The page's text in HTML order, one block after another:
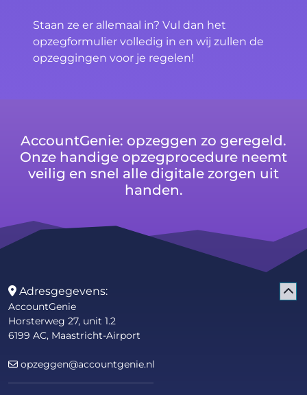
Staan ze er allemaal in? Vul dan het
opzegformulier volledig in en wij zullen de
opzeggingen voor je regelen!
AccountGenie: opzeggen zo geregeld.
Onze handige opzegprocedure neemt
veilig en snel alle digitale zorgen uit
handen.
Adresgegevens:
AccountGenie
Horsterweg 27, unit 1.2
6199 AC, Maastricht-Airport
opzeggen@accountgenie.nl